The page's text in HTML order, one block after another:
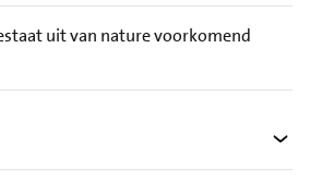
uit van nature voorkomend